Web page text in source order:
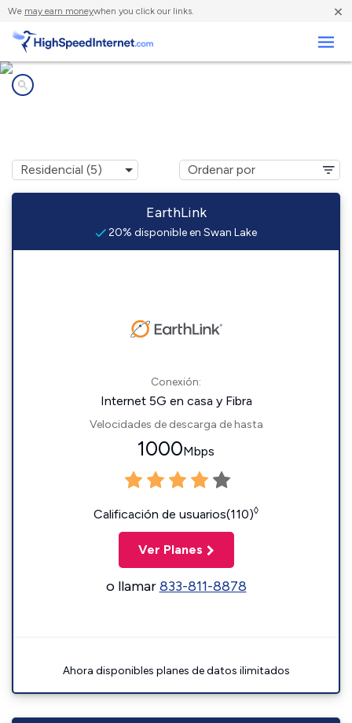
We may earn moneywhen you click our links. ×
EarthLink
20% disponible en Swan Lake
Conexión:
Internet 5G en casa y Fibra
Velocidades de descarga de hasta
1000Mbps
Calificación de usuarios(110)◊
Ver Planes
o llamar833-811-8878
Ahora disponibles planes de datos ilimitados